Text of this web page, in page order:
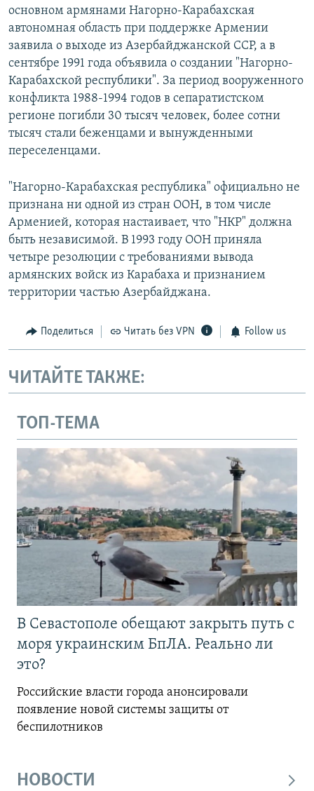
основном армянами Нагорно-Карабахская
автономная область при поддержке Армении
заявила о выходе из Азербайджанской ССР, а в
сентябре 1991 года объявила о создании "Нагорно-
Карабахской республики". За период вооруженного
конфликта 1988-1994 годов в сепаратистском
регионе погибли 30 тысяч человек, более сотни
тысяч стали беженцами и вынужденными
переселенцами.
"Нагорно-Карабахская республика" официально не
признана ни одной из стран ООН, в том числе
Арменией, которая настаивает, что "НКР" должна
быть независимой. В 1993 году ООН приняла
четыре резолюции с требованиями вывода
армянских войск из Карабаха и признанием
территории частью Азербайджана.
Поделиться Читать без VPN Follow us
ЧИТАЙТЕ ТАКЖЕ:
ТОП-ТЕМА
В Севастополе обещают закрыть путь с
моря украинским БпЛА. Реально ли
это?
Российские власти города анонсировали
появление новой системы защиты от
беспилотников
НОВОСТИ